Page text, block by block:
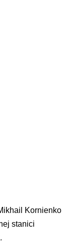
Kornienko
stanici